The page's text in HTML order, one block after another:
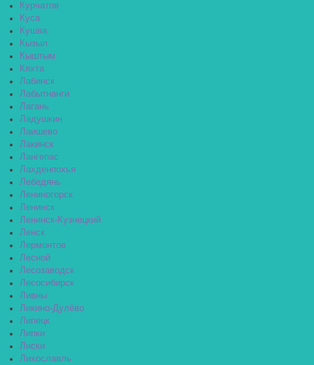
Курчатов
Куса
Кушва
Кызыл
Кыштым
Кяхта
Лабинск
Лабытнанги
Лагань
Ладушкин
Лаишево
Лакинск
Лангепас
Лахденпохья
Лебедянь
Лениногорск
Ленинск
Ленинск-Кузнецкий
Ленск
Лермонтов
Лесной
Лесозаводск
Лесосибирск
Ливны
Ликино-Дулёво
Липецк
Липки
Лиски
Лихославль